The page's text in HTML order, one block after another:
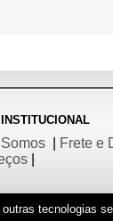
tecnologias
INSTITUCIONAL
|
Frete e
|